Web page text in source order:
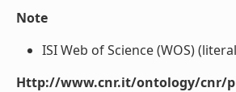
Note
ISI Web of Science (WOS)
Http://www.cnr.it/ontology/cnr/